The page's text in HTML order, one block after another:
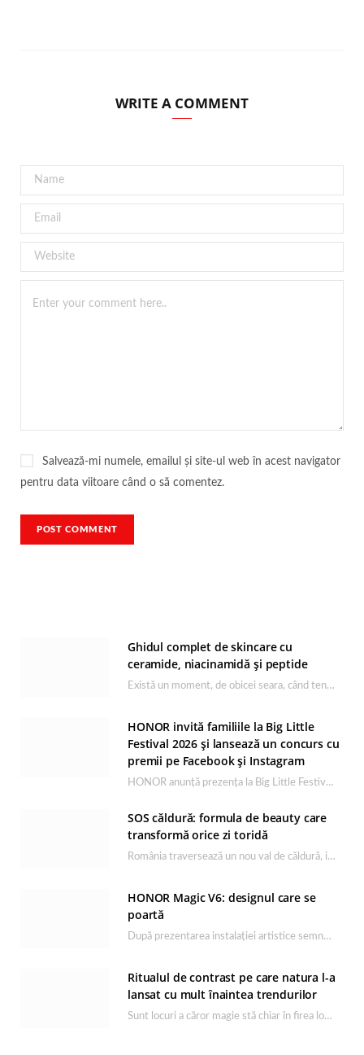
WRITE A COMMENT
Salvează-mi numele, emailul și site-ul web în acest navigator
pentru data viitoare când o să comentez.
Ghidul complet de skincare cu
ceramide, niacinamidă și peptide
Există un moment, de obicei seara, când tenul își arată starea reală. După o zi…
HONOR invită familiile la Big Little
Festival 2026 și lansează un concurs cu
premii pe Facebook și Instagram
HONOR anunță prezența la Big Little Festival 2026, unul dintre cele mai așteptate evenimente dedicate…
SOS căldură: formula de beauty care
transformă orice zi toridă
România traversează un nou val de căldură, iar rutina de îngrijire capătă un rol esențial…
HONOR Magic V6: designul care se
poartă
După prezentarea instalației artistice semnată de Catrinel Săbăciag în cadrul evenimentului de lansare HONOR Magic…
Ritualul de contrast pe care natura l-a
lansat cu mult înaintea trendurilor
Sunt locuri a căror magie stă chiar în firea lor naturală, iar Lacul Ursu din…